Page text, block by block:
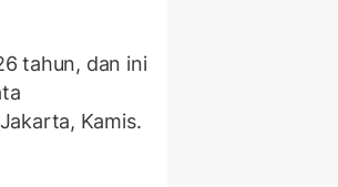
tahun, dan ini
Kamis.